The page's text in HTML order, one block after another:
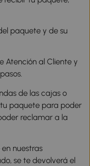
paquete y de su
Atención al Cliente y
de las cajas o
paquete para poder
reclamar a la
nuestras
se te devolverá el